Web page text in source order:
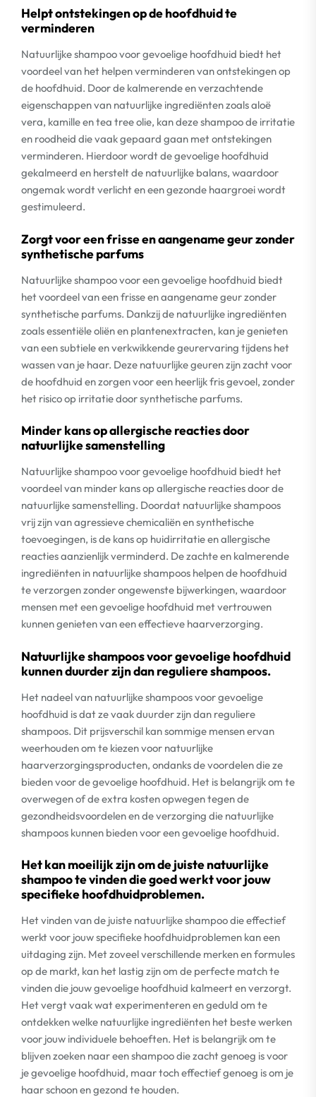
Helpt ontstekingen op de hoofdhuid te
verminderen
Natuurlijke shampoo voor gevoelige hoofdhuid biedt het
voordeel van het helpen verminderen van ontstekingen op
de hoofdhuid. Door de kalmerende en verzachtende
eigenschappen van natuurlijke ingrediënten zoals aloë
vera, kamille en tea tree olie, kan deze shampoo de irritatie
en roodheid die vaak gepaard gaan met ontstekingen
verminderen. Hierdoor wordt de gevoelige hoofdhuid
gekalmeerd en herstelt de natuurlijke balans, waardoor
ongemak wordt verlicht en een gezonde haargroei wordt
gestimuleerd.
Zorgt voor een frisse en aangename geur zonder
synthetische parfums
Natuurlijke shampoo voor een gevoelige hoofdhuid biedt
het voordeel van een frisse en aangename geur zonder
synthetische parfums. Dankzij de natuurlijke ingrediënten
zoals essentiële oliën en plantenextracten, kan je genieten
van een subtiele en verkwikkende geurervaring tijdens het
wassen van je haar. Deze natuurlijke geuren zijn zacht voor
de hoofdhuid en zorgen voor een heerlijk fris gevoel, zonder
het risico op irritatie door synthetische parfums.
Minder kans op allergische reacties door
natuurlijke samenstelling
Natuurlijke shampoo voor gevoelige hoofdhuid biedt het
voordeel van minder kans op allergische reacties door de
natuurlijke samenstelling. Doordat natuurlijke shampoos
vrij zijn van agressieve chemicaliën en synthetische
toevoegingen, is de kans op huidirritatie en allergische
reacties aanzienlijk verminderd. De zachte en kalmerende
ingrediënten in natuurlijke shampoos helpen de hoofdhuid
te verzorgen zonder ongewenste bijwerkingen, waardoor
mensen met een gevoelige hoofdhuid met vertrouwen
kunnen genieten van een effectieve haarverzorging.
Natuurlijke shampoos voor gevoelige hoofdhuid
kunnen duurder zijn dan reguliere shampoos.
Het nadeel van natuurlijke shampoos voor gevoelige
hoofdhuid is dat ze vaak duurder zijn dan reguliere
shampoos. Dit prijsverschil kan sommige mensen ervan
weerhouden om te kiezen voor natuurlijke
haarverzorgingsproducten, ondanks de voordelen die ze
bieden voor de gevoelige hoofdhuid. Het is belangrijk om te
overwegen of de extra kosten opwegen tegen de
gezondheidsvoordelen en de verzorging die natuurlijke
shampoos kunnen bieden voor een gevoelige hoofdhuid.
Het kan moeilijk zijn om de juiste natuurlijke
shampoo te vinden die goed werkt voor jouw
specifieke hoofdhuidproblemen.
Het vinden van de juiste natuurlijke shampoo die effectief
werkt voor jouw specifieke hoofdhuidproblemen kan een
uitdaging zijn. Met zoveel verschillende merken en formules
op de markt, kan het lastig zijn om de perfecte match te
vinden die jouw gevoelige hoofdhuid kalmeert en verzorgt.
Het vergt vaak wat experimenteren en geduld om te
ontdekken welke natuurlijke ingrediënten het beste werken
voor jouw individuele behoeften. Het is belangrijk om te
blijven zoeken naar een shampoo die zacht genoeg is voor
je gevoelige hoofdhuid, maar toch effectief genoeg is om je
haar schoon en gezond te houden.